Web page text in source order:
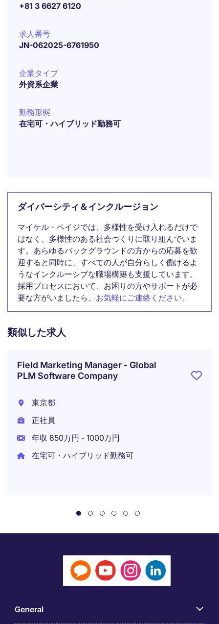
+81 3 6627 6120
求人番号
JN-062025-6761950
企業タイプ
外資系企業
勤務形態
在宅可・ハイブリッド勤務可
ダイバーシティ＆インクルージョン
マイケル・ペイジでは、多様性を受け入れるだけで
はなく、多様性のある社会づくりに取り組んでいま
す。あらゆるバックグラウンドの方からの応募を歓
迎すると同時に、すべての人が自分らしく働けるよ
うなインクルーシブな職場構築も支援しています。
採用プロセスにおいて、お困りの方やサポートが必
要な方がいましたら、 お気軽にご連絡ください。
類似した求人
Field Marketing Manager - Global
PLM Software Company
東京都
正社員
年収 850万円 - 1000万円
在宅可・ハイブリッド勤務可
General